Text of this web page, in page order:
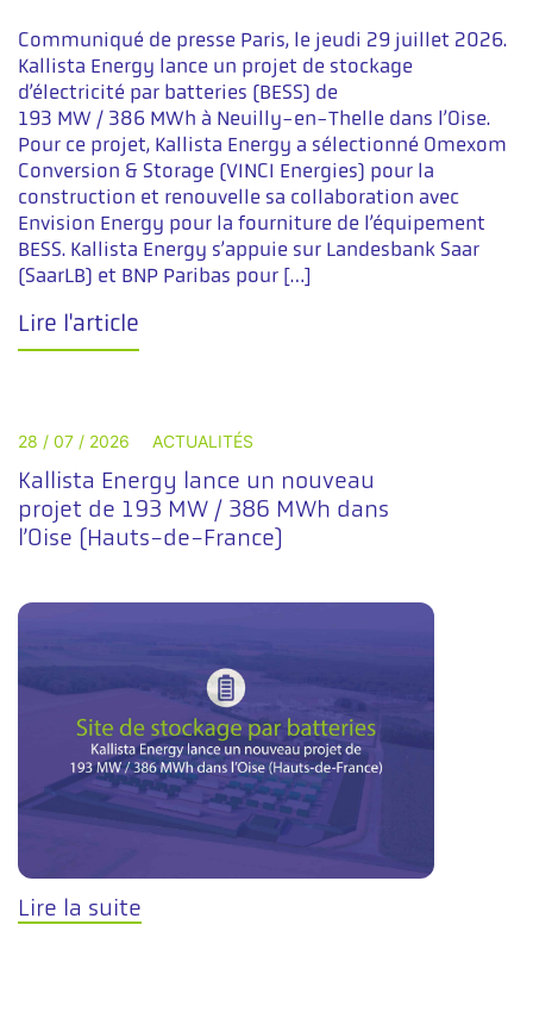
Communiqué de presse Paris, le jeudi 29 juillet 2026.
Kallista Energy lance un projet de stockage
d’électricité par batteries (BESS) de
193 MW / 386 MWh à Neuilly-en-Thelle dans l’Oise.
Pour ce projet, Kallista Energy a sélectionné Omexom
Conversion & Storage (VINCI Energies) pour la
construction et renouvelle sa collaboration avec
Envision Energy pour la fourniture de l’équipement
BESS. Kallista Energy s’appuie sur Landesbank Saar
(SaarLB) et BNP Paribas pour […]
Lire l'article
28 / 07 / 2026 ACTUALITÉS
Kallista Energy lance un nouveau
projet de 193 MW / 386 MWh dans
l’Oise (Hauts-de-France)
Lire la suite